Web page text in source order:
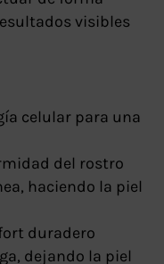
visibles
celular para una
del rostro
haciendo la piel
duradero
dejando la piel